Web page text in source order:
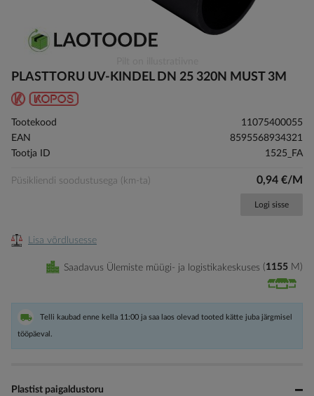
to
beginning
of
gallery
PLASTTORU UV-KINDEL DN 25 320N MUST 3M
Tootekood
11075400055
EAN
8595568934321
Tootja ID
1525_FA
Püsikliendi soodustusega (km-ta) 0,94 €/M
Logi sisse
Lisa võrdlusesse
Saadavus Ülemiste müügi- ja logistikakeskuses 1155 M
Telli kaubad enne kella 11:00 ja saa laos olevad tooted kätte juba järgmisel
tööpäeval.
Plastist paigaldustoru